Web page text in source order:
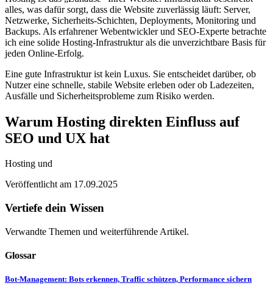
alles, was dafür sorgt, dass die Website zuverlässig läuft: Server,
Netzwerke, Sicherheits-Schichten, Deployments, Monitoring und
Backups. Als erfahrener Webentwickler und SEO-Experte betrachte
ich eine solide Hosting-Infrastruktur als die unverzichtbare Basis für
jeden Online-Erfolg.
Eine gute Infrastruktur ist kein Luxus. Sie entscheidet darüber, ob
Nutzer eine schnelle, stabile Website erleben oder ob Ladezeiten,
Ausfälle und Sicherheitsprobleme zum Risiko werden.
Warum Hosting direkten Einfluss auf
SEO und UX hat
Hosting und
Veröffentlicht am 17.09.2025
Vertiefe dein Wissen
Verwandte Themen und weiterführende Artikel.
Glossar
Bot-Management: Bots erkennen, Traffic schützen, Performance sichern